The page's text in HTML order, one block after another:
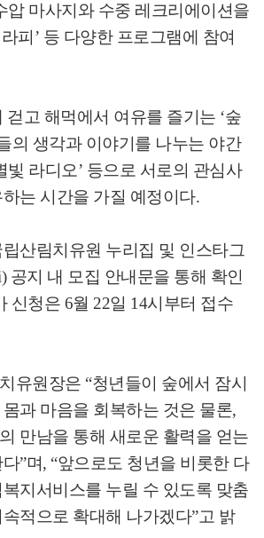
압 마사지와 수중 레크리에이션을
피’ 등 다양한 프로그램에 참여
걷고 해먹에서 여유를 즐기는 ‘숲
의 생각과 이야기를 나누는 야간
빛 라디오’ 등으로 서로의 관심사
는 시간을 가질 예정이다.
산림치유원 누리집 및 인스타그
공지 내 모집 안내문을 통해 확인
신청은 6월 22일 14시부터 접수
유원장은 “청년들이 숲에서 잠시
과 마음을 회복하는 것은 물론,
만남을 통해 새로운 활력을 얻는
”며, “앞으로도 청년을 비롯한 다
지서비스를 누릴 수 있도록 맞춤
적으로 확대해 나가겠다”고 밝